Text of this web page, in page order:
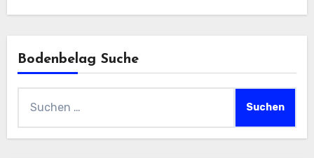
Bodenbelag Suche
nach: